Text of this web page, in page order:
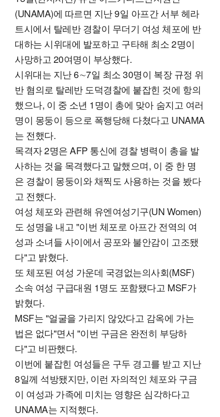
(UNAMA)에 따르면 지난 9일 아프간 서부 헤라
트시에서 탈레반 경찰이 무더기 여성 체포에 반
대하는 시위대에 발포하고 구타해 최소 2명이
사망하고 20여명이 부상했다.
시위대는 지난 6∼7일 최소 30명이 복장 규정 위
반 혐의로 탈레반 도덕경찰에 붙잡힌 것에 항의
했으나, 이 중 소년 1명이 총에 맞아 숨지고 여러
명이 몽둥이 등으로 폭행당해 다쳤다고 UNAMA
는 전했다.
목격자 2명은 AFP 통신에 경찰 병력이 총을 발
사하는 것을 목격했다고 말했으며, 이 중 한 명
은 경찰이 몽둥이와 채찍도 사용하는 것을 봤다
고 전했다.
여성 체포와 관련해 유엔여성기구(UN Women)
도 성명을 내고 "이번 체포로 아프간 전역의 여
성과 소녀들 사이에서 공포와 불안감이 고조됐
다"고 밝혔다.
또 체포된 여성 가운데 국경없는의사회(MSF)
소속 여성 구급대원 1명도 포함됐다고 MSF가
밝혔다.
MSF는 "얼굴을 가리지 않았다고 감옥에 가는
법은 없다"면서 "이번 구금은 완전히 부당하
다"고 비판했다.
이번에 붙잡힌 여성들은 구두 경고를 받고 지난
8일께 석방됐지만, 이런 자의적인 체포와 구금
이 여성과 가족에 미치는 영향은 심각하다고
UNAMA는 지적했다.